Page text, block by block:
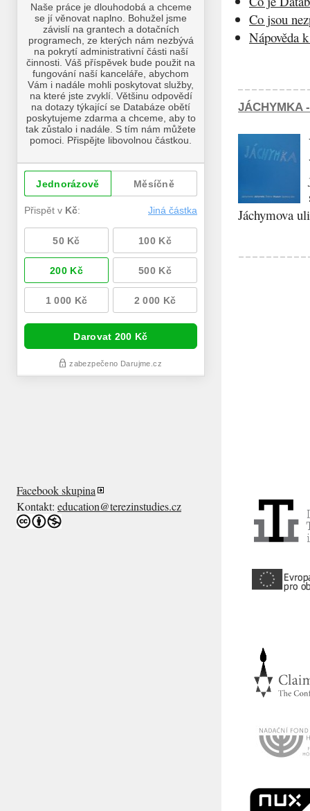
Co jsou
Nápověda
JÁCHYMKA
Jáchymova
Facebook skupina
Kontakt: education@terezinstudies.cz